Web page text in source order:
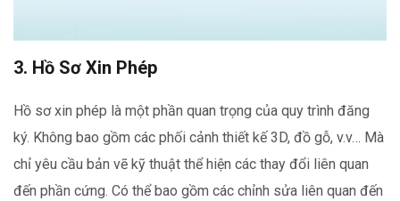
3. Hồ Sơ Xin Phép
Hồ sơ xin phép là một phần quan trọng của quy trình đăng
ký. Không bao gồm các phối cảnh thiết kế 3D, đồ gỗ, v.v… Mà
chỉ yêu cầu bản vẽ kỹ thuật thể hiện các thay đổi liên quan
đến phần cứng. Có thể bao gồm các chỉnh sửa liên quan đến